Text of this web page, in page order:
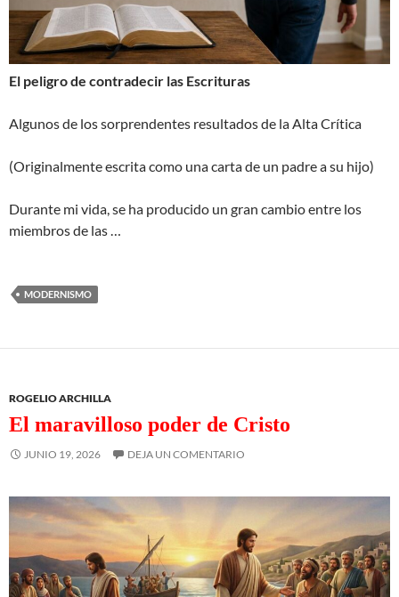
El peligro de contradecir las Escrituras
Algunos de los sorprendentes resultados de la Alta Crítica
(Originalmente escrita como una carta de un padre a su hijo)
Durante mi vida, se ha producido un gran cambio entre los
miembros de las …
MODERNISMO
ROGELIO ARCHILLA
El maravilloso poder de Cristo
JUNIO 19, 2026 DEJA UN COMENTARIO